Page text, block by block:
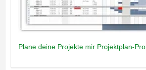
Plane deine Projekte mir Projektplan-Pro